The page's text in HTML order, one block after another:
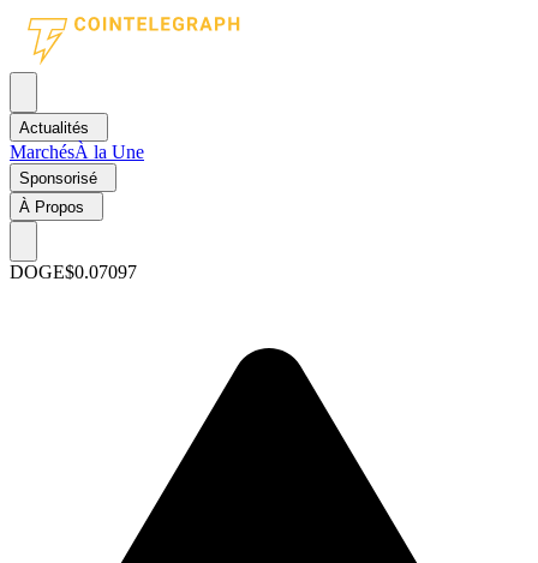
Actualités
MarchésÀ la Une
Sponsorisé
À Propos
DOGE$0.07097